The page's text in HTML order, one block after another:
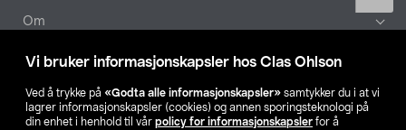
Vi bruker informasjonskapsler hos Clas Ohlson
Ved å trykke på «Godta alle informasjonskapsler» samtykker du i at vi
lagrer informasjonskapsler (cookies) og annen sporingsteknologi på
din enhet i henhold til vår policy for informasjonskapsler for å
Om
Aktuelt
Våre selskaper